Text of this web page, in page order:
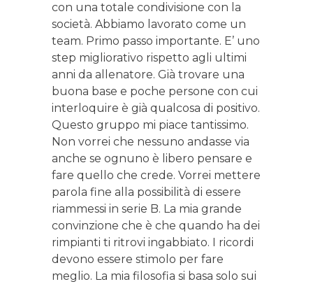
con una totale condivisione con la
società. Abbiamo lavorato come un
team. Primo passo importante. E’ uno
step migliorativo rispetto agli ultimi
anni da allenatore. Già trovare una
buona base e poche persone con cui
interloquire è già qualcosa di positivo.
Questo gruppo mi piace tantissimo.
Non vorrei che nessuno andasse via
anche se ognuno è libero pensare e
fare quello che crede. Vorrei mettere
parola fine alla possibilità di essere
riammessi in serie B. La mia grande
convinzione che è che quando ha dei
rimpianti ti ritrovi ingabbiato. I ricordi
devono essere stimolo per fare
meglio. La mia filosofia si basa solo sui